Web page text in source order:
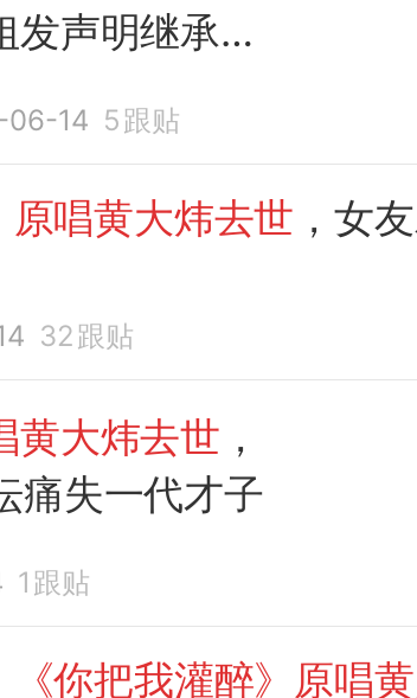
发声明继承财
06-14 5 跟贴
原唱黄大炜去世 ，女
32 跟贴
黄大炜去世 ，
痛失一代才子
1 跟贴
《你把我灌醉》原唱